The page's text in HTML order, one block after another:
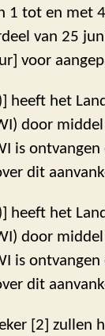
1 tot en met
van 25
voor
heeft het
door
is
dit
heeft het
door
is
dit
[2] zullen